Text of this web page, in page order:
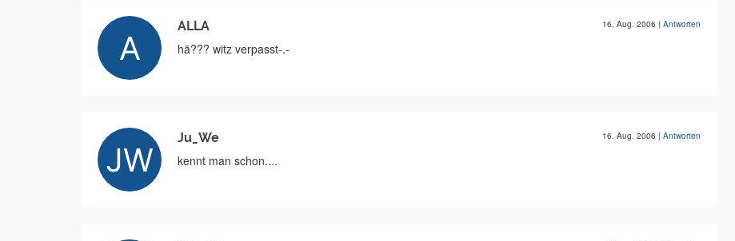
ALLA 16. Aug. 2006 | Antworten
hä??? witz verpasst-.-
Ju_We 16. Aug. 2006 | Antworten
kennt man schon....